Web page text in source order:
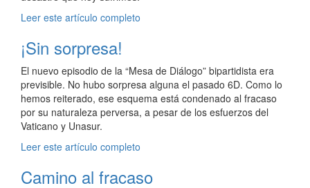
Leer este artículo completo
¡Sin sorpresa!
El nuevo episodio de la “Mesa de Diálogo” bipartidista era
previsible. No hubo sorpresa alguna el pasado 6D. Como lo
hemos reiterado, ese esquema está condenado al fracaso
por su naturaleza perversa, a pesar de los esfuerzos del
Vaticano y Unasur.
Leer este artículo completo
Camino al fracaso